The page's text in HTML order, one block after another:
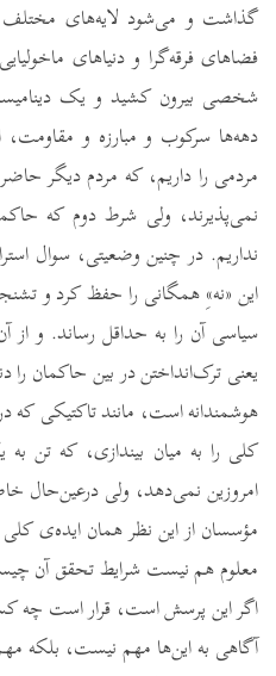
گذاشت و می‌شود لایه‌های
فضاهای فرقه‌گرا و دنیاهای
شخصی بیرون کشید و یک
دهه‌ها سرکوب و مبارزه و مقاومت،
مردمی را داریم، که مردم دیگر حاضر
نمی‌پذیرند، ولی شرط دوم که
نداریم. در چنین وضعیتی، سوال
این «نه‌»ِ همگانی را حفظ کرد و
سیاسی آن را به حداقل رساند. و
یعنی ترک‌انداختن در بین حاکمان را
کلی را به میان بیندازی، که
امروزین نمی‌دهد، ولی در‌عین‌حال
مؤسسان از این نظر همان ایده‌ی
معلوم هم نیست شرایط تحقق آن
اگر این پرسش است، قرار است چه
آگاهی به این‌ها مهم نیست، بلکه